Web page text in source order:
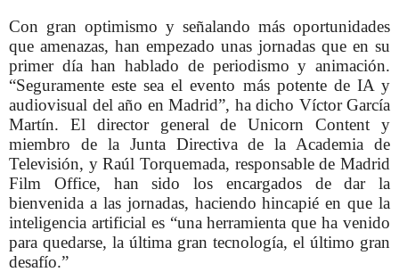
Con gran optimismo y señalando más oportunidades
que amenazas, han empezado unas jornadas que en su
primer día han hablado de periodismo y animación.
“Seguramente este sea el evento más potente de IA y
audiovisual del año en Madrid”, ha dicho Víctor García
Martín. El director general de Unicorn Content y
miembro de la Junta Directiva de la Academia de
Televisión, y Raúl Torquemada, responsable de Madrid
Film Office, han sido los encargados de dar la
bienvenida a las jornadas, haciendo hincapié en que la
inteligencia artificial es “una herramienta que ha venido
para quedarse, la última gran tecnología, el último gran
desafío.”